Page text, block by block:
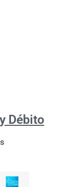
Débito